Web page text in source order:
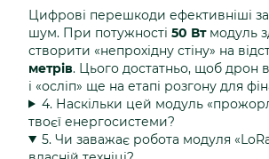
Цифрові перешкоди ефективніші
шум. При потужності 50 Втмодуль
створити «непрохідну стіну» на
метрів. Цього достатньо, щоб дрон
і «осліп» ще на етапі розгону для
4. Наскільки цей модуль
твоєї енергосистеми?
5. Чи заважає робота модуля